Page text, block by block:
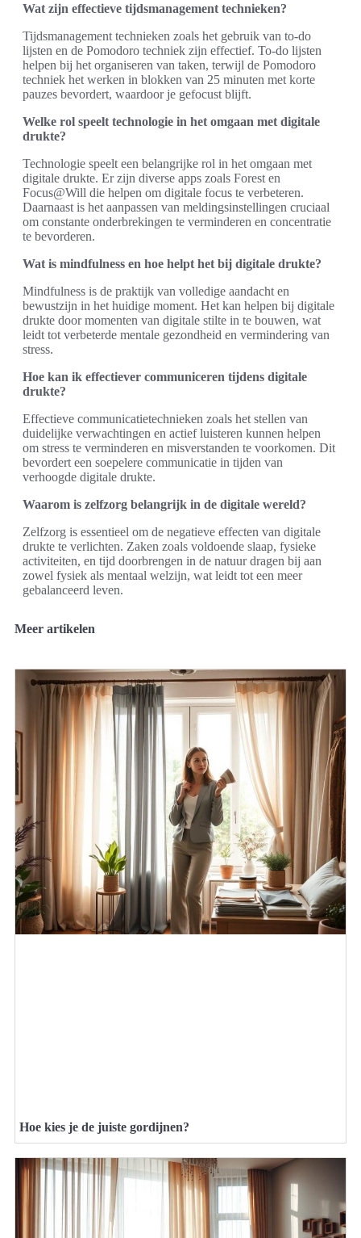
Wat zijn effectieve tijdsmanagement technieken?
Tijdsmanagement technieken zoals het gebruik van to-do
lijsten en de Pomodoro techniek zijn effectief. To-do lijsten
helpen bij het organiseren van taken, terwijl de Pomodoro
techniek het werken in blokken van 25 minuten met korte
pauzes bevordert, waardoor je gefocust blijft.
Welke rol speelt technologie in het omgaan met digitale
drukte?
Technologie speelt een belangrijke rol in het omgaan met
digitale drukte. Er zijn diverse apps zoals Forest en
Focus@Will die helpen om digitale focus te verbeteren.
Daarnaast is het aanpassen van meldingsinstellingen cruciaal
om constante onderbrekingen te verminderen en concentratie
te bevorderen.
Wat is mindfulness en hoe helpt het bij digitale drukte?
Mindfulness is de praktijk van volledige aandacht en
bewustzijn in het huidige moment. Het kan helpen bij digitale
drukte door momenten van digitale stilte in te bouwen, wat
leidt tot verbeterde mentale gezondheid en vermindering van
stress.
Hoe kan ik effectiever communiceren tijdens digitale
drukte?
Effectieve communicatietechnieken zoals het stellen van
duidelijke verwachtingen en actief luisteren kunnen helpen
om stress te verminderen en misverstanden te voorkomen. Dit
bevordert een soepelere communicatie in tijden van
verhoogde digitale drukte.
Waarom is zelfzorg belangrijk in de digitale wereld?
Zelfzorg is essentieel om de negatieve effecten van digitale
drukte te verlichten. Zaken zoals voldoende slaap, fysieke
activiteiten, en tijd doorbrengen in de natuur dragen bij aan
zowel fysiek als mentaal welzijn, wat leidt tot een meer
gebalanceerd leven.
Meer artikelen
Hoe kies je de juiste gordijnen?